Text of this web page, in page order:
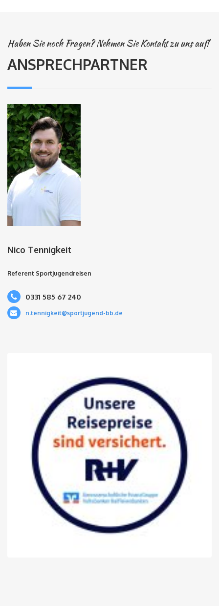
Haben Sie noch Fragen? Nehmen Sie Kontakt zu uns auf!
ANSPRECHPARTNER
Nico Tennigkeit
Referent Sportjugendreisen
0331 585 67 240
n.tennigkeit@sportjugend-bb.de